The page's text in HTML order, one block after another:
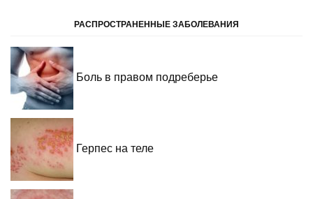
РАСПРОСТРАНЕННЫЕ ЗАБОЛЕВАНИЯ
Боль в правом подреберье
Герпес на теле